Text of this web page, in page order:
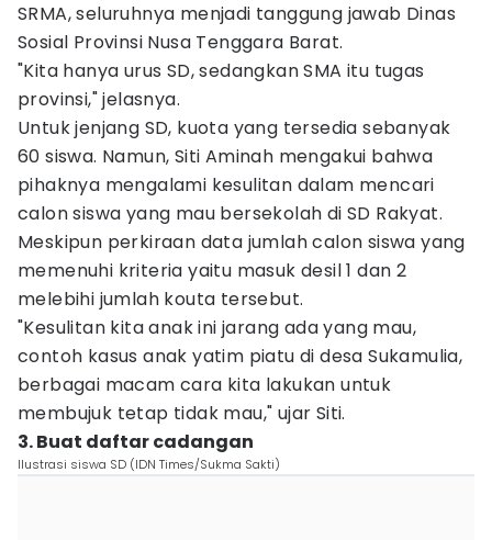
SRMA, seluruhnya menjadi tanggung jawab Dinas
Sosial Provinsi Nusa Tenggara Barat.
"Kita hanya urus SD, sedangkan SMA itu tugas
provinsi," jelasnya.
Untuk jenjang SD, kuota yang tersedia sebanyak
60 siswa. Namun, Siti Aminah mengakui bahwa
pihaknya mengalami kesulitan dalam mencari
calon siswa yang mau bersekolah di SD Rakyat.
Meskipun perkiraan data jumlah calon siswa yang
memenuhi kriteria yaitu masuk desil 1 dan 2
melebihi jumlah kouta tersebut.
"Kesulitan kita anak ini jarang ada yang mau,
contoh kasus anak yatim piatu di desa Sukamulia,
berbagai macam cara kita lakukan untuk
membujuk tetap tidak mau," ujar Siti.
3. Buat daftar cadangan
Ilustrasi siswa SD (IDN Times/Sukma Sakti)